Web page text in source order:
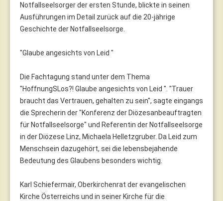
Notfallseelsorger der ersten Stunde, blickte in seinen
Ausführungen im Detail zurück auf die 20-jährige
Geschichte der Notfallseelsorge.
"Glaube angesichts von Leid "
Die Fachtagung stand unter dem Thema
"HoffnungSLos?! Glaube angesichts von Leid ". "Trauer
braucht das Vertrauen, gehalten zu sein", sagte eingangs
die Sprecherin der "Konferenz der Diözesanbeauftragten
für Notfallseelsorge" und Referentin der Notfallseelsorge
in der Diözese Linz, Michaela Helletzgruber. Da Leid zum
Menschsein dazugehört, sei die lebensbejahende
Bedeutung des Glaubens besonders wichtig.
Karl Schiefermair, Oberkirchenrat der evangelischen
Kirche Österreichs und in seiner Kirche für die